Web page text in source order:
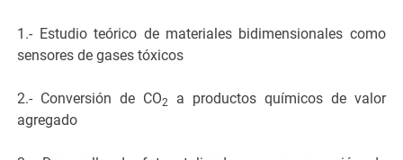
1.- Estudio teórico de materiales bidimensionales como
sensores de gases tóxicos
2.- Conversión de CO2
a productos químicos de valor
agregado